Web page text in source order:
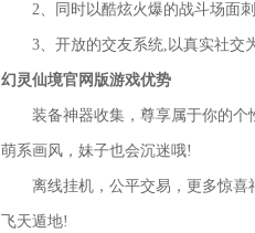
2、同时以酷炫火爆的战斗场面刺
3、开放的交友系统,以真实社交为
幻灵仙境官网版游戏优势
装备神器收集，尊享属于你的个性
萌系画风，妹子也会沉迷哦!
离线挂机，公平交易，更多惊喜
飞天遁地!